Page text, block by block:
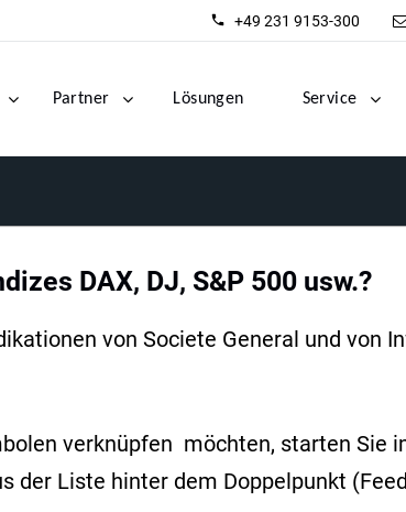
+49 231 9153-300
Partner Lösungen Service
DAX, DJ, S&P 500 usw.?
von Societe General und von
verknüpfen möchten, starten Sie
der Liste hinter dem Doppelpunkt